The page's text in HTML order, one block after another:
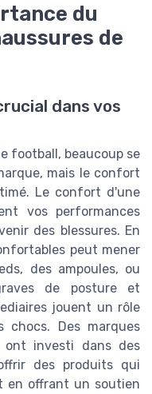
du
de
dans vos
football, beaucoup se
mais le confort
Le confort d'une
vos performances
des blessures. En
peut mener
des ampoules, ou
de posture et
jouent un rôle
chocs. Des marques
ont investi dans des
des produits qui
en offrant un soutien